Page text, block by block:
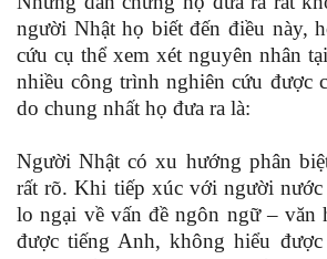
người Nhật họ biết đến điều này,
cứu cụ thể xem xét nguyên nhân
nhiều công trình nghiên cứu được
do chung nhất họ đưa ra là:
Người Nhật có xu hướng phân
rất rõ. Khi tiếp xúc với người
lo ngại về vấn đề ngôn ngữ – văn
được tiếng Anh, không hiểu